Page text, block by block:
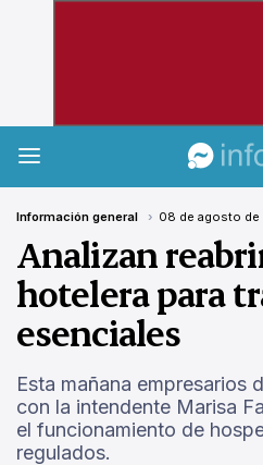
Información general 08 de agosto de
Analizan
hotelera para
esenciales
Esta mañana empresarios
con la intendente Marisa
el funcionamiento de
regulados.